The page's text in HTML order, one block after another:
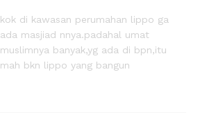
kok di kawasan perumahan lippo ga
ada masjiad nnya.padahal umat
muslimnya banyak,yg ada di bpn,itu
mah bkn lippo yang bangun